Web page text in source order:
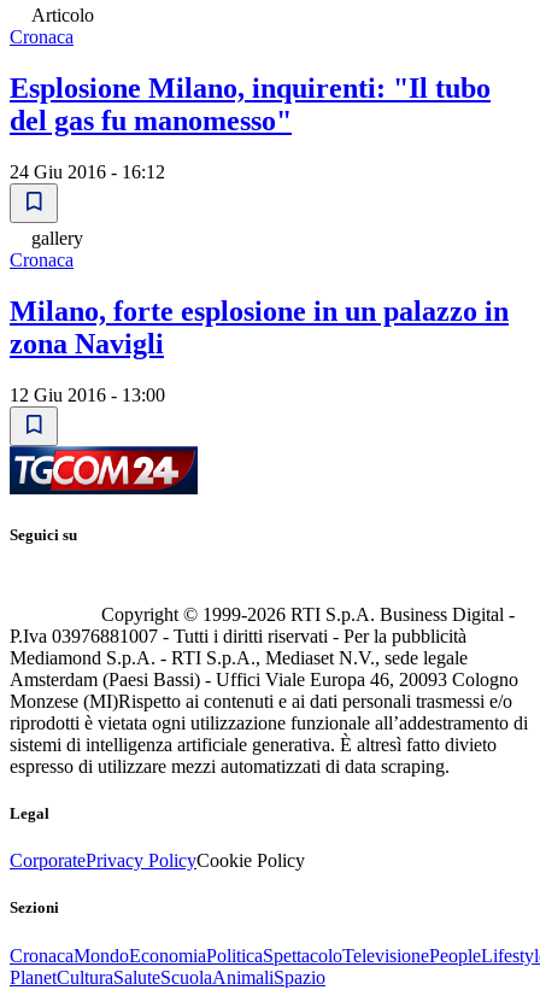
Articolo
Cronaca
Esplosione Milano, inquirenti: "Il tubo
del gas fu manomesso"
24 Giu 2016 - 16:12
gallery
Cronaca
Milano, forte esplosione in un palazzo in
zona Navigli
12 Giu 2016 - 13:00
Seguici su
Copyright © 1999-2026 RTI S.p.A. Business Digital -
P.Iva 03976881007 - Tutti i diritti riservati - Per la pubblicità
Mediamond S.p.A. - RTI S.p.A., Mediaset N.V., sede legale
Amsterdam (Paesi Bassi) - Uffici Viale Europa 46, 20093 Cologno
Monzese (MI)Rispetto ai contenuti e ai dati personali trasmessi e/o
riprodotti è vietata ogni utilizzazione funzionale all’addestramento di
sistemi di intelligenza artificiale generativa. È altresì fatto divieto
espresso di utilizzare mezzi automatizzati di data scraping.
Legal
CorporatePrivacy PolicyCookie Policy
Sezioni
CronacaMondoEconomiaPoliticaSpettacoloTelevisionePeople
PlanetCulturaSaluteScuolaAnimaliSpazio